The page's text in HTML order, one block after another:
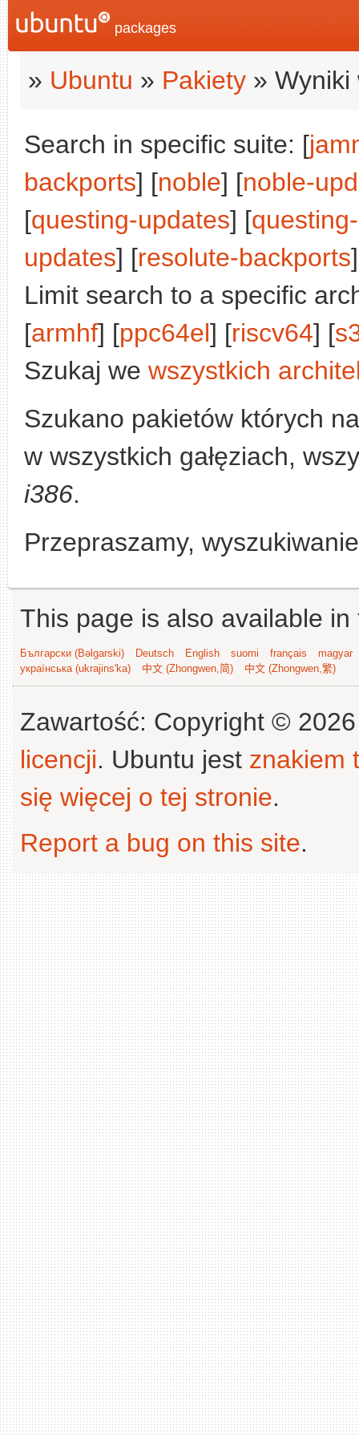
packages
» Ubuntu » Pakiety » Wyniki
Search in specific suite: [
backports] [noble] [noble-
[questing-updates] [
updates] [resolute-backports
Limit search to a specific
[armhf] [ppc64el] [riscv64] [
Szukaj we wszystkich
Szukano pakietów których
w wszystkich gałęziach,
i386.
Przepraszamy,
This page is also available
Български (Bəlgarski) Deutsch English suomi français
magyar
українська (ukrajins'ka)
中文 (Zhongwen,简) 中文 (Zhongwen,繁)
Zawartość: Copyright ©
licencji. Ubuntu jest znakiem
się więcej o tej stronie.
Report a bug on this site.